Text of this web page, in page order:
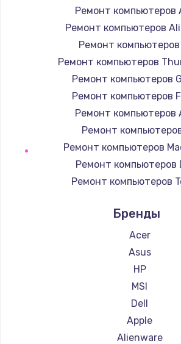
Замена лотка SIM
Заказать
Замена северного
Заказать
895 руб.
Заказать
Замена клавиатуры
1290 руб.
Заказать
Ремонт компьютеров
Ремонт компьютеров
Ремонт компьютеров
Ремонт компьютеров
Ремонт компьютеров
Ремонт компьютеров
Ремонт компьютеров
Ремонт
Ремонт компьютеров
Ремонт компьютеров
Ремонт компьютеров
Ремонт компьютеров
Ремонт компьютеров
Бренды
Acer
Asus
HP
MSI
Dell
Apple
Alienware